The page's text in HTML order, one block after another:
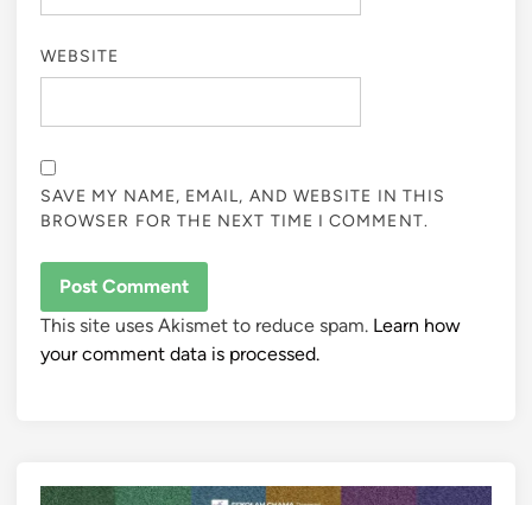
WEBSITE
SAVE MY NAME, EMAIL, AND WEBSITE IN THIS
BROWSER FOR THE NEXT TIME I COMMENT.
This site uses Akismet to reduce spam. Learn how
your comment data is processed.